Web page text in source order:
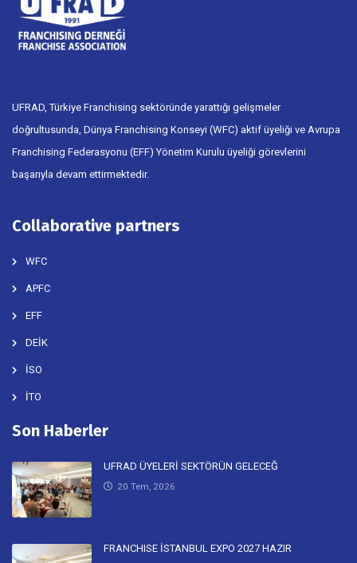
UFRAD, Türkiye Franchising sektöründe yarattığı gelişmeler
doğrultusunda, Dünya Franchising Konseyi (WFC) aktif üyeliği ve Avrupa
Franchising Federasyonu (EFF) Yönetim Kurulu üyeliği görevlerini
başarıyla devam ettirmektedir.
Collaborative partners
WFC
APFC
EFF
DEİK
İSO
İTO
Son Haberler
UFRAD ÜYELERİ SEKTÖRÜN GELECEĞ
20 Tem, 2026
FRANCHISE İSTANBUL EXPO 2027 HAZIR